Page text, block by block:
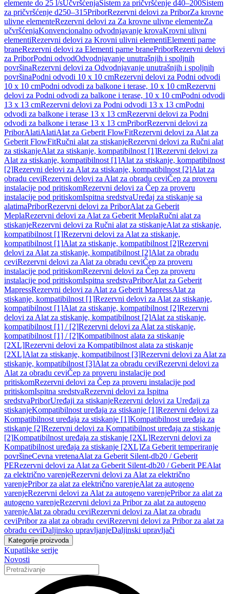
elemente do 25 l/sUčvršćenjaSistem za pričvršćenje d40–200Sistem
za pričvršćenje d250–315PriborRezervni delovi za PriborZa krovne
ulivne elementeRezervni delovi za Za krovne ulivne elementeZa
učvršćenjaKonvencionalno odvodnjavanje krovaKrovni ulivni
elementiRezervni delovi za Krovni ulivni elementiElementi parne
braneRezervni delovi za Elementi parne branePriborRezervni delovi
za PriborPodni odvodOdvodnjavanje unutrašnjih i spoljnih
površinaRezervni delovi za Odvodnjavanje unutrašnjih i spoljnih
površinaPodni odvodi 10 x 10 cmRezervni delovi za Podni odvodi
10 x 10 cmPodni odvodi za balkone i terase, 10 x 10 cmRezervni
delovi za Podni odvodi za balkone i terase, 10 x 10 cmPodni odvodi
13 x 13 cmRezervni delovi za Podni odvodi 13 x 13 cmPodni
odvodi za balkone i terase 13 x 13 cmRezervni delovi za Podni
odvodi za balkone i terase 13 x 13 cmPriborRezervni delovi za
PriborAlatiAlatiAlat za Geberit FlowFitRezervni delovi za Alat za
Geberit FlowFitRučni alat za stiskanjeRezervni delovi za Ručni alat
za stiskanjeAlat za stiskanje, kompatibilnost [1]Rezervni delovi za
Alat za stiskanje, kompatibilnost [1]Alat za stiskanje, kompatibilnost
[2]Rezervni delovi za Alat za stiskanje, kompatibilnost [2]Alat za
obradu ceviRezervni delovi za Alat za obradu ceviČep za proveru
instalacije pod pritiskomRezervni delovi za Čep za proveru
instalacije pod pritiskomIspitna sredstvaUređaj za stiskanje sa
alatimaPriborRezervni delovi za PriborAlat za Geberit
MeplaRezervni delovi za Alat za Geberit MeplaRučni alat za
stiskanjeRezervni delovi za Ručni alat za stiskanjeAlat za stiskanje,
kompatibilnost [1]Rezervni delovi za Alat za stiskanje,
kompatibilnost [1]Alat za stiskanje, kompatibilnost [2]Rezervni
delovi za Alat za stiskanje, kompatibilnost [2]Alat za obradu
ceviRezervni delovi za Alat za obradu ceviČep za proveru
instalacije pod pritiskomRezervni delovi za Čep za proveru
instalacije pod pritiskomIspitna sredstvaPriborAlat za Geberit
MapressRezervni delovi za Alat za Geberit MapressAlat za
stiskanje, kompatibilnost [1]Rezervni delovi za Alat za stiskanje,
kompatibilnost [1]Alat za stiskanje, kompatibilnost [2]Rezervni
delovi za Alat za stiskanje, kompatibilnost [2]Alat za stiskanje,
kompatibilnost [1] / [2]Rezervni delovi za Alat za stiskanje,
kompatibilnost [1] / [2]Kompatibilnost alata za stiskanje
[2XL]Rezervni delovi za Kompatibilnost alata za stiskanje
[2XL]Alat za stiskanje, kompatibilnost [3]Rezervni delovi za Alat za
stiskanje, kompatibilnost [3]Alat za obradu ceviRezervni delovi za
Alat za obradu ceviČep za proveru instalacije pod
pritiskomRezervni delovi za Čep za proveru instalacije pod
pritiskomIspitna sredstvaRezervni delovi za Ispitna
sredstvaPriborUređaji za stiskanjeRezervni delovi za Uređaji za
stiskanjeKompatibilnost uređaja za stiskanje [1]Rezervni delovi za
Kompatibilnost uređaja za stiskanje [1]Kompatibilnost uređaja za
stiskanje [2]Rezervni delovi za Kompatibilnost uređaja za stiskanje
[2]Kompatibilnost uređaja za stiskanje [2XL]Rezervni delovi za
Kompatibilnost uređaja za stiskanje [2XL]Za Geberit temperiranje
površineCevna vretenaAlat za Geberit Silent-db20 / Geberit
PERezervni delovi za Alat za Geberit Silent-db20 / Geberit PEAlat
za električno varenjeRezervni delovi za Alat za električno
varenjePribor za alat za električno varenjeAlat za autogeno
varenjeRezervni delovi za Alat za autogeno varenjePribor za alat za
autogeno varenjeRezervni delovi za Pribor za alat za autogeno
varenjeAlat za obradu ceviRezervni delovi za Alat za obradu
ceviPribor za alat za obradu ceviRezervni delovi za Pribor za alat za
obradu ceviDaljinsko upravljanjeDaljinski upravljači
Kategorije proizvoda
Kupatilske serije
Novosti